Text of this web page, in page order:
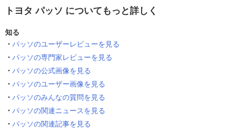
トヨタ パッソ についてもっと詳しく
知る
パッソのユーザーレビューを見る
パッソの専門家レビューを見る
パッソの公式画像を見る
パッソのユーザー画像を見る
パッソのみんなの質問を見る
パッソの関連ニュースを見る
パッソの関連記事を見る